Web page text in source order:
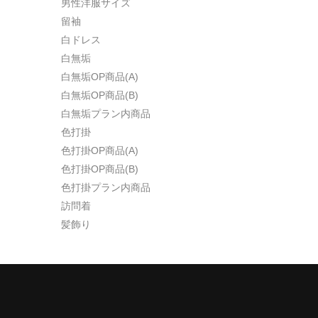
男性洋服サイズ
留袖
白ドレス
白無垢
白無垢OP商品(A)
白無垢OP商品(B)
白無垢プラン内商品
色打掛
色打掛OP商品(A)
色打掛OP商品(B)
色打掛プラン内商品
訪問着
髪飾り